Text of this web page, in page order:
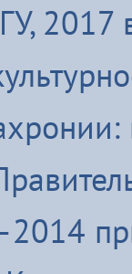
2017